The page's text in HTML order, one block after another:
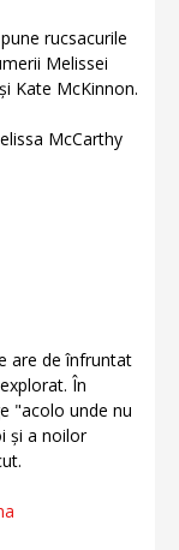
rucsacurile
Melissei
Kate McKinnon.
McCarthy
are de înfruntat
În
"acolo unde nu
și a noilor